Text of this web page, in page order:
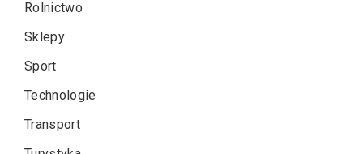
Rolnictwo
Sklepy
Sport
Technologie
Transport